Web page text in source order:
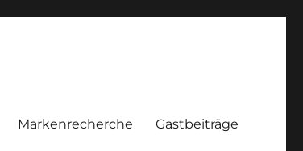
Markenrecherche Gastbeiträge